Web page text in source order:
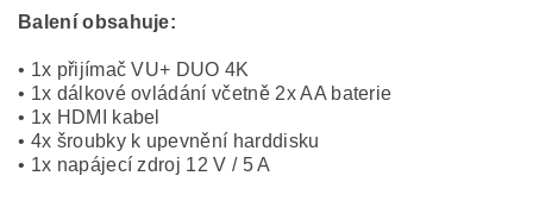
Balení obsahuje:
• 1x přijímač VU+ DUO 4K
• 1x dálkové ovládání včetně 2x AA baterie
• 1x HDMI kabel
• 4x šroubky k upevnění harddisku
• 1x napájecí zdroj 12 V / 5 A